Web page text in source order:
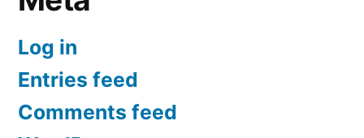
Log in
Entries feed
Comments feed